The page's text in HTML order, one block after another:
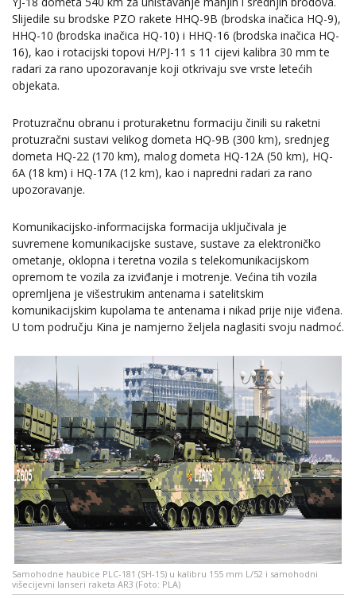
Slijedile su brodske PZO rakete HHQ-9B (brodska inačica HQ-9),
HHQ-10 (brodska inačica HQ-10) i HHQ-16 (brodska inačica HQ-
16), kao i rotacijski topovi H/PJ-11 s 11 cijevi kalibra 30 mm te
radari za rano upozoravanje koji otkrivaju sve vrste letećih
objekata.
Protuzračnu obranu i proturaketnu formaciju činili su raketni
protuzračni sustavi velikog dometa HQ-9B (300 km), srednjeg
dometa HQ-22 (170 km), malog dometa HQ-12A (50 km), HQ-
6A (18 km) i HQ-17A (12 km), kao i napredni radari za rano
upozoravanje.
Komunikacijsko-informacijska formacija uključivala je
suvremene komunikacijske sustave, sustave za elektroničko
ometanje, oklopna i teretna vozila s telekomunikacijskom
opremom te vozila za izviđanje i motrenje. Većina tih vozila
opremljena je višestrukim antenama i satelitskim
komunikacijskim kupolama te antenama i nikad prije nije viđena.
U tom području Kina je namjerno željela naglasiti svoju nadmoć.
Samohodne haubice PLC-181 (SH-15) u kalibru 155 mm L/52 i samohodni
višecijevni lanseri raketa AR3 (Foto: PLA)